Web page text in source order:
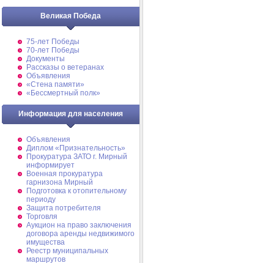
Великая Победа
75-лет Победы
70-лет Победы
Документы
Рассказы о ветеранах
Объявления
«Стена памяти»
«Бессмертный полк»
Информация для населения
Объявления
Диплом «Признательность»
Прокуратура ЗАТО г. Мирный
информирует
Военная прокуратура
гарнизона Мирный
Подготовка к отопительному
периоду
Защита потребителя
Торговля
Аукцион на право заключения
договора аренды недвижимого
имущества
Реестр муниципальных
маршрутов